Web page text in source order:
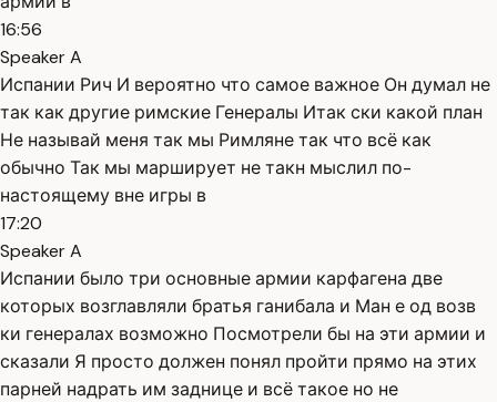
16:56
Speaker A
Испании Рич И вероятно что самое важное Он думал не
так как другие римские Генералы Итак ски какой план
Не называй меня так мы Римляне так что всё как
обычно Так мы марширует не такн мыслил по-
настоящему вне игры в
17:20
Speaker A
Испании было три основные армии карфагена две
которых возглавляли братья ганибала и Ман е од возв
ки генералах возможно Посмотрели бы на эти армии и
сказали Я просто должен понял пройти прямо на этих
парней надрать им заднице и всё такое но не